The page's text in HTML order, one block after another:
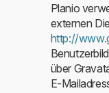
Planio
externen
http://
über
E-